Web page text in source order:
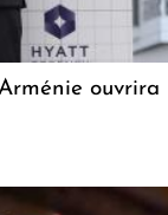
ouvrira